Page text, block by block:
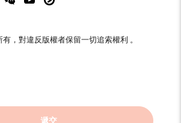
遞交
，對違反版權者保留一切追索權利 。